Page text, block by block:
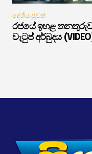
දේශීය පුවත්
රජයේ ඉහළ
වැටුප් අර්බුදය